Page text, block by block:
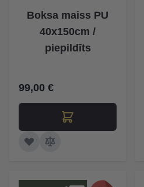
Boksa maiss PU
40x150cm /
piepildīts
99,00 €